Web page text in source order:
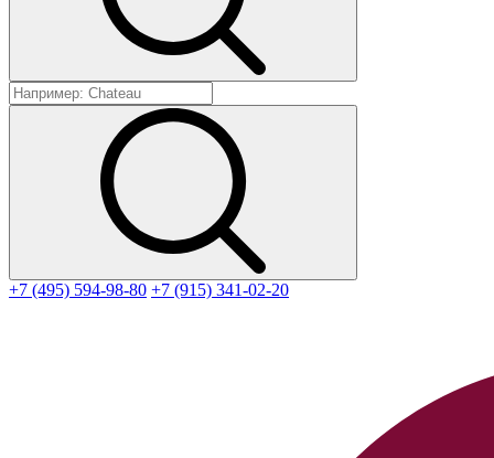
+7 (495) 594-98-80 +7 (915) 341-02-20